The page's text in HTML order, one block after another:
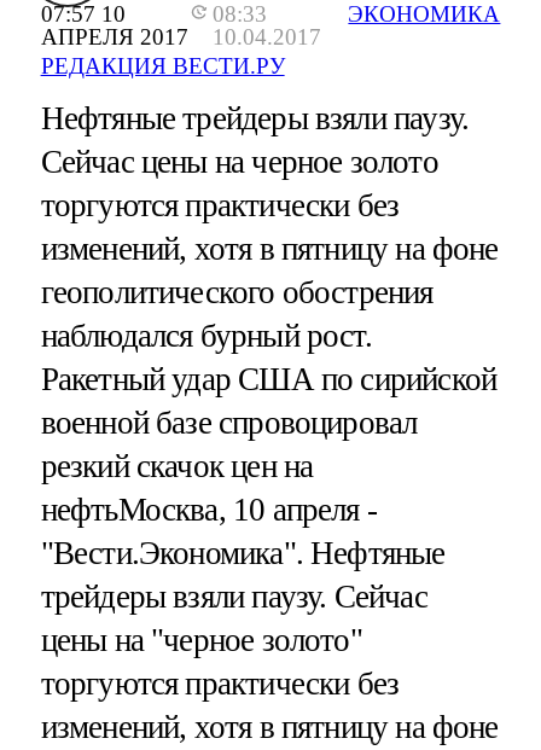
07:57 10
АПРЕЛЯ 2017
08:33
10.04.2017
РЕДАКЦИЯ ВЕСТИ.РУ
ЭКОНОМИКА
Нефтяные трейдеры взяли паузу.
Сейчас цены на черное золото
торгуются практически без
изменений, хотя в пятницу на фоне
геополитического обострения
наблюдался бурный рост.
Ракетный удар США по сирийской
военной базе спровоцировал
резкий скачок цен на
нефтьМосква, 10 апреля -
"Вести.Экономика".Нефтяные
трейдеры взяли паузу. Сейчас
цены на "черное золото"
торгуются практически без
изменений, хотя в пятницу на фоне